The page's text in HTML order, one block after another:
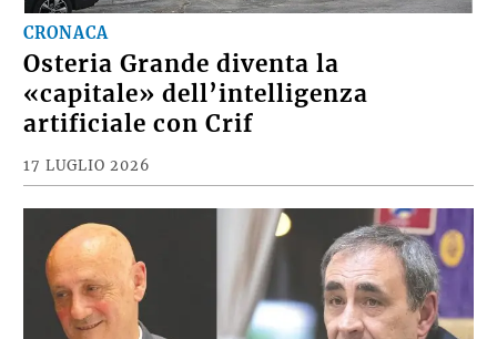
CRONACA
Osteria Grande diventa la
«capitale» dell’intelligenza
artificiale con Crif
17 LUGLIO 2026